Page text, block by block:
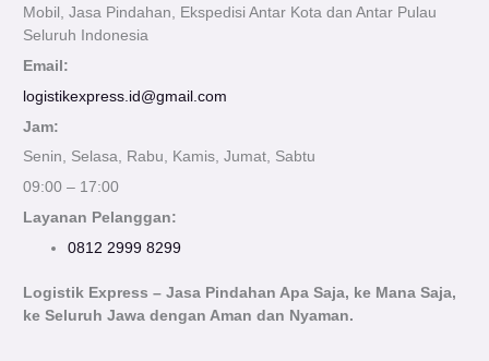
Mobil, Jasa Pindahan, Ekspedisi Antar Kota dan Antar Pulau
Seluruh Indonesia
Email:
logistikexpress.id@gmail.com
Jam:
Senin, Selasa, Rabu, Kamis, Jumat, Sabtu
09:00 – 17:00
Layanan Pelanggan:
0812 2999 8299
Logistik Express – Jasa Pindahan Apa Saja, ke Mana Saja,
ke Seluruh Jawa dengan Aman dan Nyaman.